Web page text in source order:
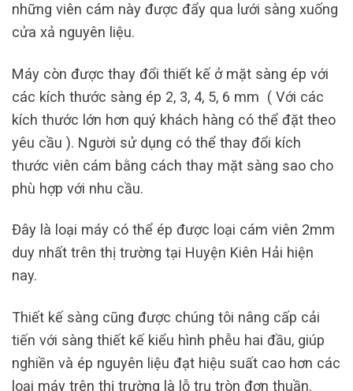
những viên cám này được đẩy qua lưới sàng xuống
cửa xả nguyên liệu.
Máy còn được thay đổi thiết kế ở mặt sàng ép với
các kích thước sàng ép 2, 3, 4, 5, 6 mm ( Với các
kích thước lớn hơn quý khách hàng có thể đặt theo
yêu cầu ). Người sử dụng có thể thay đổi kích
thước viên cám bằng cách thay mặt sàng sao cho
phù hợp với nhu cầu.
Đây là loại máy có thể ép được loại cám viên 2mm
duy nhất trên thị trường tại Huyện Kiên Hải hiện
nay.
Thiết kế sàng cũng được chúng tôi nâng cấp cải
tiến với sàng thiết kế kiểu hình phễu hai đầu, giúp
nghiền và ép nguyên liệu đạt hiệu suất cao hơn các
loại máy trên thị trường là lỗ trụ tròn đơn thuần.